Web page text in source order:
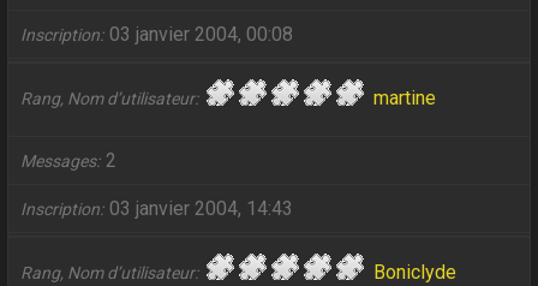
Inscription 03 janvier 2004, 00:08
Rang, Nom d’utilisateur martine
Messages 2
Inscription 03 janvier 2004, 14:43
Rang, Nom d’utilisateur Boniclyde